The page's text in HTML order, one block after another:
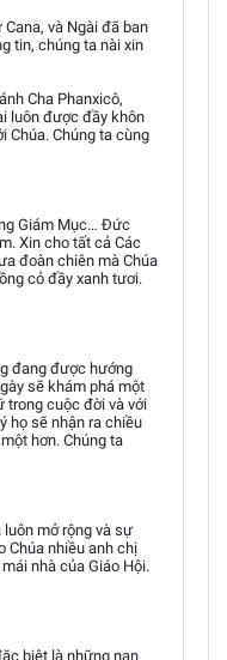
và Ngài đã ban
tin, chúng ta nài xin
Cha Phanxicô,
luôn được đầy khôn
Chúa. Chúng ta cùng
Giám Mục… Đức
Xin cho tất cả Các
đoàn chiên mà Chúa
cỏ đầy xanh tươi.
đang được hướng
sẽ khám phá một
trong cuộc đời và với
họ sẽ nhận ra chiều
hơn. Chúng ta
luôn mở rộng và sự
Chúa nhiều anh chị
nhà của Giáo Hội.
biệt là những nạn